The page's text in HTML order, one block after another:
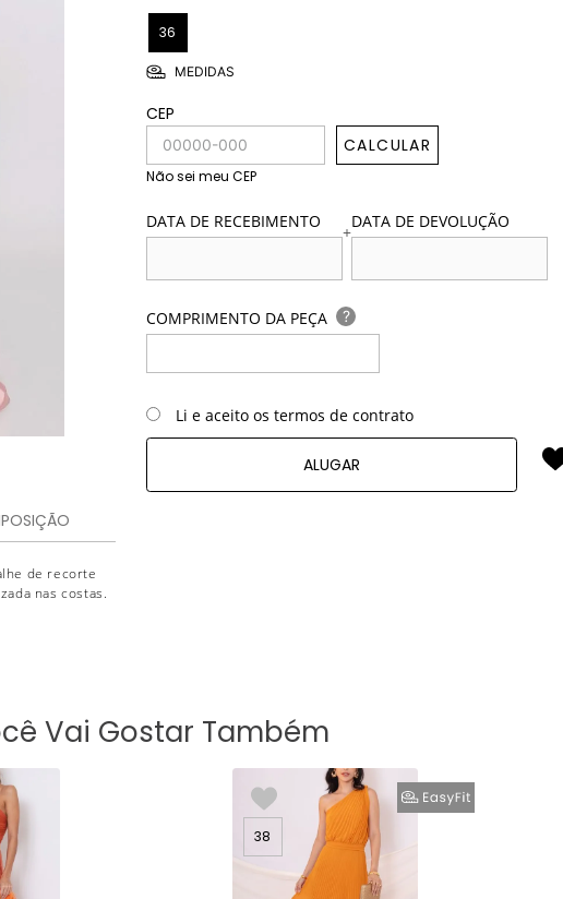
de recorte
nas costas.
36
MEDIDAS
CEP
CALCULAR
Não sei meu CEP
DATA DE RECEBIMENTO +DATA DE DEVOLUÇÃO
COMPRIMENTO DA PEÇA ?
Li e aceito os termos de contrato
ALUGAR
Vai Gostar Também
38